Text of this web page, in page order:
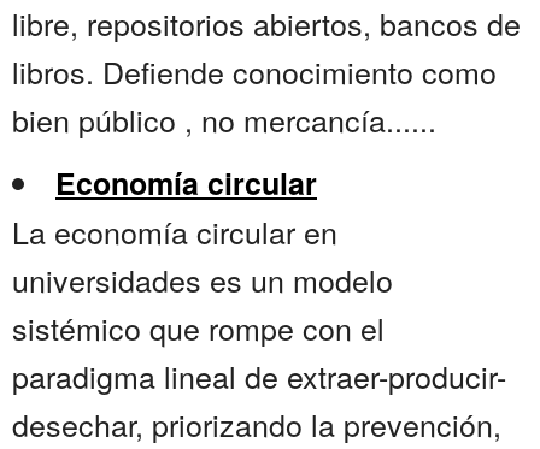
libre, repositorios abiertos, bancos de
libros. Defiende conocimiento como
bien público , no mercancía......
Economía circular
La economía circular en
universidades es un modelo
sistémico que rompe con el
paradigma lineal de extraer-producir-
desechar, priorizando la prevención,